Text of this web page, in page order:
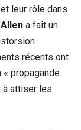
leur rôle dans
a fait un
récents ont
propagande
à attiser les